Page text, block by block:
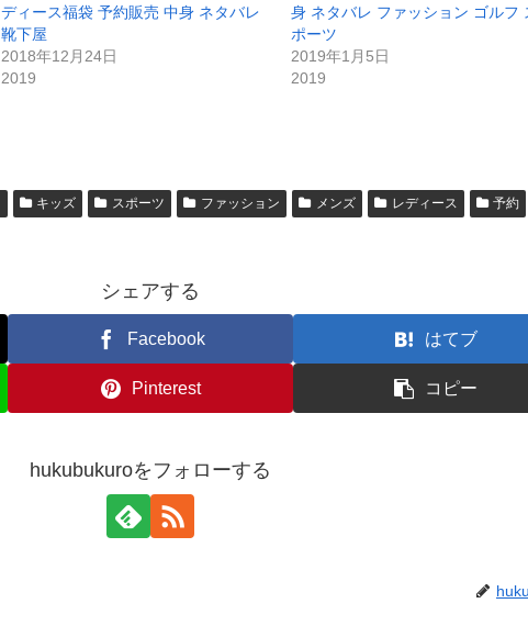
ディース福袋 予約販売 中身 ネタバレ
靴下屋
2018年12月24日
2019
身 ネタバレ ファッション ゴルフ
ポーツ
2019年1月5日
2019
キッズ スポーツ ファッション メンズ レディース 予約
シェアする
Facebook はてブ
Pinterest コピー
hukubukuroをフォローする